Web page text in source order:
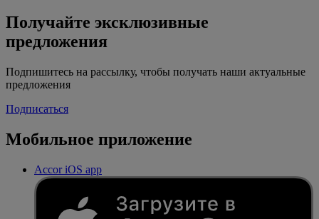
Получайте эксклюзивные
предложения
Подпишитесь на рассылку, чтобы получать наши актуальные
предложения
Подписаться
Мобильное приложение
Accor iOS app